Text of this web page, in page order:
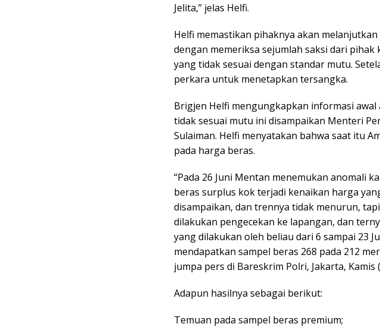
Jelita,” jelas Helfi.
Helfi memastikan pihaknya akan
dengan memeriksa sejumlah saksi dari
yang tidak sesuai dengan standar mutu.
perkara untuk menetapkan tersangka.
Brigjen Helfi mengungkapkan informasi awal
tidak sesuai mutu ini disampaikan Menteri
Sulaiman. Helfi menyatakan bahwa saat itu
pada harga beras.
“Pada 26 Juni Mentan menemukan anomali
beras surplus kok terjadi kenaikan harga
disampaikan, dan trennya tidak menurun,
dilakukan pengecekan ke lapangan, dan
yang dilakukan oleh beliau dari 6 sampai 23
mendapatkan sampel beras 268 pada 212
jumpa pers di Bareskrim Polri, Jakarta, Kamis
Adapun hasilnya sebagai berikut:
Temuan pada sampel beras premium;